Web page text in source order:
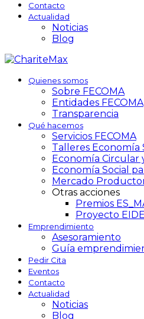
Contacto
Actualidad
Noticias
Blog
Quienes somos
Sobre FECOMA
Entidades FECOMA
Transparencia
Qué hacemos
Servicios FECOMA
Talleres Economía
Economía Circular
Economía Social
Mercado
Otras acciones
Premios
Proyecto
Emprendimiento
Asesoramiento
Guía
Pedir Cita
Eventos
Contacto
Actualidad
Noticias
Blog